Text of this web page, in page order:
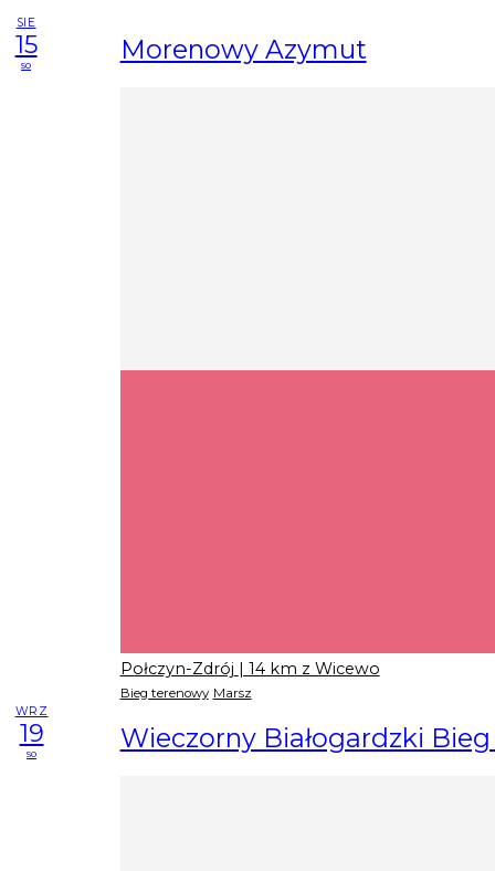
SIE
15
so Morenowy Azymut
Połczyn-Zdrój | 14 km z Wicewo
Bieg terenowy Marsz
WRZ
19
so Wieczorny Białogardzki